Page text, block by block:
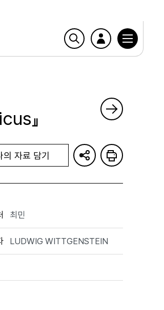
』
의 자료 담기
최민
LUDWIG WITTGENSTEIN